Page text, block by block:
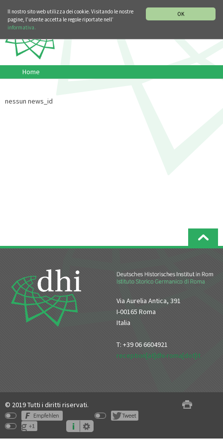
OK
Il nostro sito web utilizza dei cookie. Visitando le nostre
pagine, l’utente accetta le regole riportate nell’
informativa.
Home
nessun news_id
Via Aurelia Antica, 391
I-00165 Roma
Italia
T: +39 06 6604921
reception[at]dhi-roma[dot]it
© 2019 Tutti i diritti riservati.